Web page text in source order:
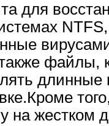
для
файлы,
на жестком